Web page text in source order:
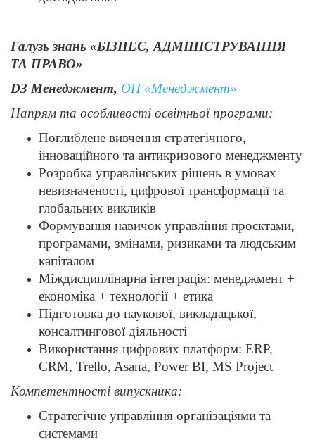
Галузь знань «БІЗНЕС, АДМІНІСТРУВАННЯ
ТА ПРАВО»
D3 Менеджмент, ОП «Менеджмент»
Напрям та особливості освітньої програми:
Поглиблене вивчення стратегічного,
інноваційного та антикризового менеджменту
Розробка управлінських рішень в умовах
невизначеності, цифрової трансформації та
глобальних викликів
Формування навичок управління проєктами,
програмами, змінами, ризиками та людським
капіталом
Міждисциплінарна інтеграція: менеджмент +
економіка + технології + етика
Підготовка до наукової, викладацької,
консалтингової діяльності
Використання цифрових платформ: ERP,
CRM, Trello, Asana, Power BI, MS Project
Компетентності випускника:
Стратегічне управління організаціями та
системами